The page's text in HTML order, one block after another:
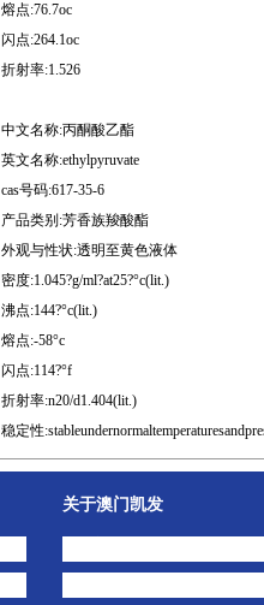
熔点:76.7oc
闪点:264.1oc
折射率:1.526
中文名称:丙酮酸乙酯
英文名称:ethylpyruvate
cas号码:617-35-6
产品类别:芳香族羧酸酯
外观与性状:透明至黄色液体
密度:1.045?g/ml?at25?°c(lit.)
沸点:144?°c(lit.)
熔点:-58°c
闪点:114?°f
折射率:n20/d1.404(lit.)
稳定性
关于澳门凯发